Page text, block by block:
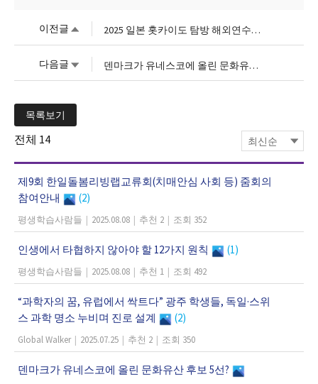
이전글 2025 일본 홋카이도 탐방 해외연수 참가자모집(보도자료 및 신청서링크)
다음글 덴마크가 유네스코에 올린 문화유산 후보 5선?
목록보기
전체 14
제9회 한일돌봄리빙랩교류회(치매안심 사회 등) 줌회의
참여안내
(2)
평생학습사람들 | 2025.08.08 | 추천 2 | 조회 352
인생에서 타협하지 않아야 할 12가지 원칙 (1)
평생학습사람들 | 2025.08.08 | 추천 1 | 조회 492
“과학자의 꿈, 유럽에서 싹트다” 광주 학생들, 독일·스위
스 과학 명소 누비며 진로 설계
(2)
Global Walker | 2025.07.25 | 추천 2 | 조회 350
덴마크가 유네스코에 올린 문화유산 후보 5선?